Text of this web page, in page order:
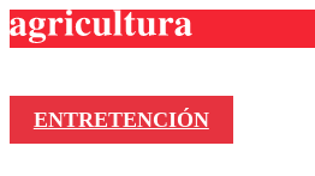
ENTRETENCIÓN